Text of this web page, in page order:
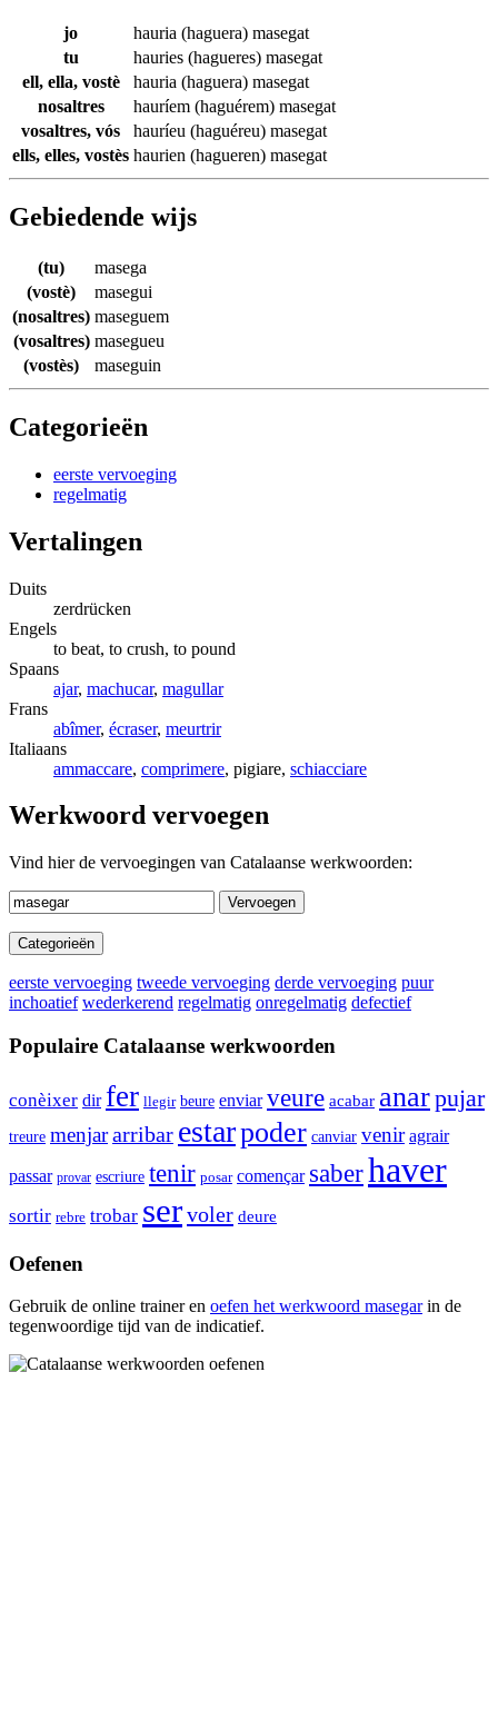
jo hauria (haguera) masegat
tu
hauries (hagueres) masegat
ell, ella, vostè
hauria (haguera) masegat
nosaltres
hauríem (haguérem) masegat
vosaltres, vós
hauríeu (haguéreu) masegat
ells, elles, vostès haurien (hagueren) masegat
Gebiedende wijs
(tu)
masega
(vostè)
masegui
(nosaltres) maseguem
(vosaltres) masegueu
(vostès)
maseguin
Categorieën
eerste vervoeging
regelmatig
Vertalingen
Duits
zerdrücken
Engels
to beat, to crush, to pound
Spaans
ajar, machucar, magullar
Frans
abîmer, écraser, meurtrir
Italiaans
ammaccare, comprimere, pigiare, schiacciare
Werkwoord vervoegen
Vind hier de vervoegingen van Catalaanse werkwoorden:
Vervoegen
Categorieën
eerste vervoeging tweede vervoeging derde vervoeging puur
inchoatief wederkerend regelmatig onregelmatig defectief
Populaire Catalaanse werkwoorden
conèixer dir fer llegir beure enviar veure acabar anarpujar
treure menjararribar estarpoder canviar venir agrair
passar provar escriure tenir posar començar saberhaver
sortir rebre trobar servoler deure
Oefenen
Gebruik de online trainer en oefen het werkwoord masegarin de
tegenwoordige tijd van de indicatief.